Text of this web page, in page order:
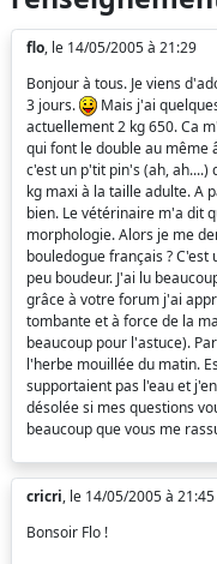
flo, le 14/05/2005 à 21:29
Bonjour à tous. Je viens
3 jours.
Mais j'ai
actuellement 2 kg 650. Ca
qui font le double au
c'est un p'tit pin's (ah,
kg maxi à la taille adulte. A
bien. Le vétérinaire m'a dit
morphologie. Alors je me
bouledogue français ?
peu boudeur. J'ai lu
grâce à votre forum j'ai
tombante et à force de la
beaucoup pour l'astuce).
l'herbe mouillée du matin.
supportaient pas l'eau et
désolée si mes questions
beaucoup que vous me
cricri, le 14/05/2005 à 21:45
Bonsoir Flo !